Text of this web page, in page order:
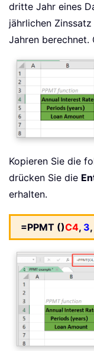
dritte Jahr eines
jährlichen
Jahren berechnet.
Kopieren Sie die
drücken Sie die
erhalten.
=PPMT ()C4, 3,